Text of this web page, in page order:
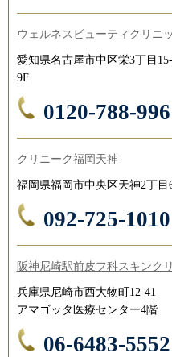
ウェルネスビューティクリニ
愛知県名古屋市中区栄3丁目
9F
0120-788-996
クリニーク福岡天神
福岡県福岡市中央区天神2丁
092-725-1010
阪神尼崎駅前皮フ科スキンク
兵庫県尼崎市西大物町12-41
アマゴッタ医療センター4階
06-6483-5552